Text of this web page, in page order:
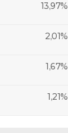
13,97%
2,01%
1,67%
1,21%